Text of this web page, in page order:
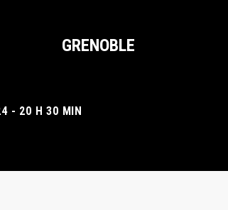
GRENOBLE
- 20 H 30 MIN